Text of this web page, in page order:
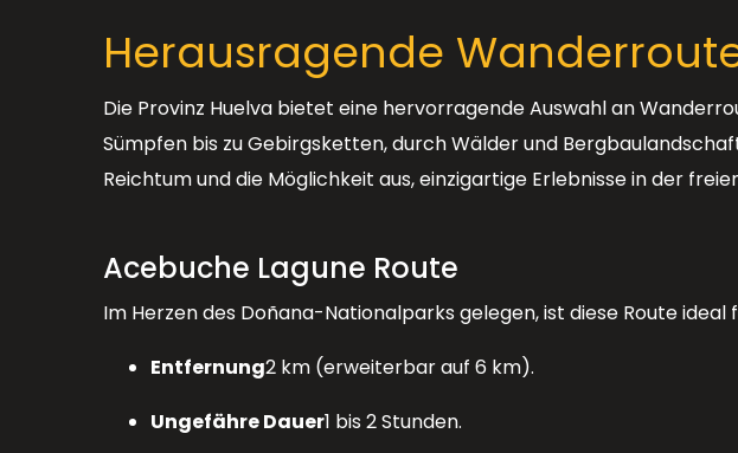
Herausragende
Die Provinz Huelva bietet eine hervorragende Auswahl an
Sümpfen bis zu Gebirgsketten, durch Wälder und
Reichtum und die Möglichkeit aus, einzigartige Erlebnisse in der
Acebuche Lagune Route
Im Herzen des Doñana-Nationalparks gelegen, ist diese Route
Entfernung2 km (erweiterbar auf 6 km).
Ungefähre Dauer1 bis 2 Stunden.